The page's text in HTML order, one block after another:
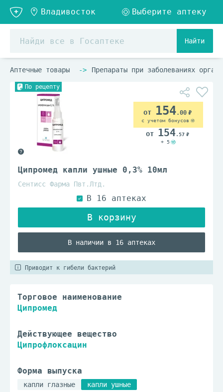
Найти
Аптечные товары Препараты при заболеваниях
По рецепту
Ципромед капли ушные 0,3% 10мл
Сентисс Фарма Пвт.Лтд.
В наличии в 16 аптеках
154.00
с учетом бонусов
154.57
+ 5
Приводит к гибели бактерий
Торговое наименование
Ципромед
Действующее вещество
Ципрофлоксацин
Форма выпуска
капли глазные капли ушные